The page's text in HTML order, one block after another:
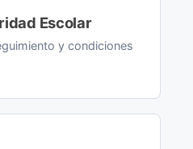
Escolar
y condiciones